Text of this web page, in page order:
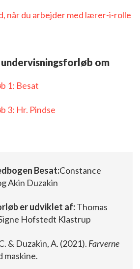
når du arbejder med lærer-i-rolle
undervisningsforløb om
1: Besat
3: Hr. Pindse
Besat:Constance
Akin Duzakin
er udviklet af:Thomas
Hofstedt Klastrup
& Duzakin, A. (2021). Farverne
maskine.